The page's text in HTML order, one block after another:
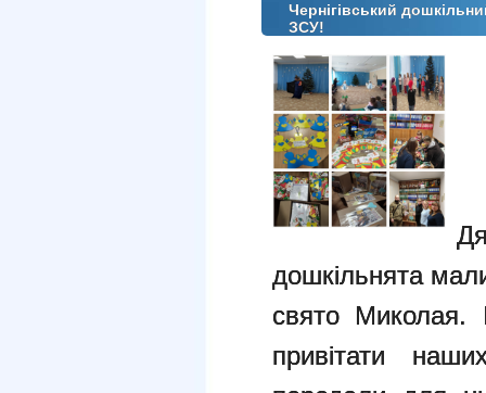
Чернігівський
ЗСУ!
дошкільнята
свято Миколая.
привітати